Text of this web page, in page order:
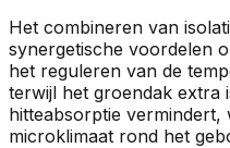
Het combineren van
synergetische voordelen
het reguleren van de
terwijl het groendak extra
hitteabsorptie
microklimaat rond het